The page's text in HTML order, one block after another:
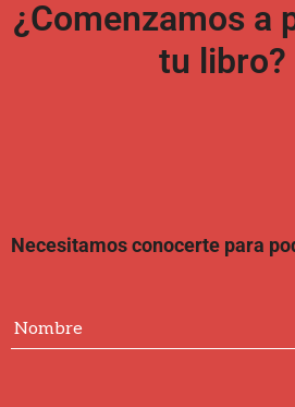
¿Comenzamos a
tu libro?
Necesitamos conocerte para